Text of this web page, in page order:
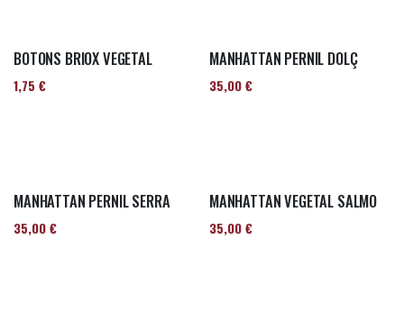
BOTONS BRIOX VEGETAL
1,75 €
MANHATTAN PERNIL DOLÇ
35,00€
MANHATTAN PERNIL SERRA
35,00€
MANHATTAN VEGETAL SALMO
35,00€